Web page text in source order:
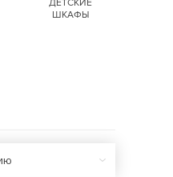
ДЕТСКИЕ
ШКАФЫ